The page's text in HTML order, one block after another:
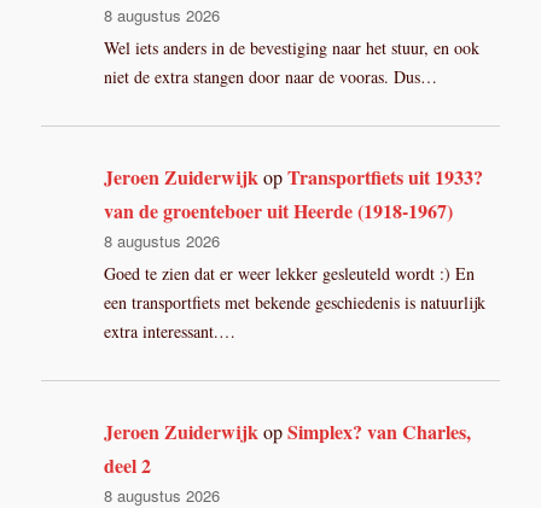
8 augustus 2026
Wel iets anders in de bevestiging naar het stuur, en ook
niet de extra stangen door naar de vooras. Dus…
Jeroen Zuiderwijk opTransportfiets uit 1933?
van de groenteboer uit Heerde (1918-1967)
8 augustus 2026
Goed te zien dat er weer lekker gesleuteld wordt :) En
een transportfiets met bekende geschiedenis is natuurlijk
extra interessant.…
Jeroen Zuiderwijk opSimplex? van Charles,
deel 2
8 augustus 2026